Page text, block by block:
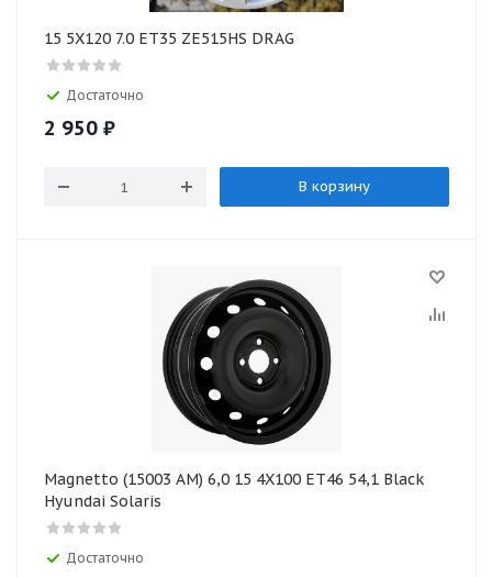
15 5X120 7.0 ET35 ZE515HS DRAG
Достаточно
2 950 ₽
В корзину
Magnetto (15003 AM) 6,0 15 4X100 ET46 54,1 Black
Hyundai Solaris
Достаточно